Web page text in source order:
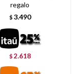
regalo
$ 3.490
$2.618